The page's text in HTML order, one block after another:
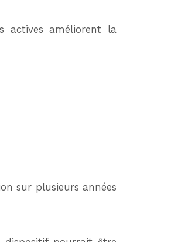
actives améliorent la
sur plusieurs années